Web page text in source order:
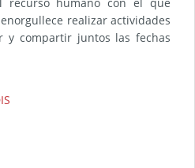
realizar actividades
y compartir juntos las fechas